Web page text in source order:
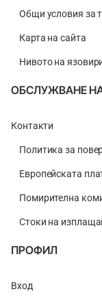
Общи условия за
Карта на сайта
Нивото на
ОБСЛУЖВАНЕ
Контакти
Политика за
Европейската
Помирителна
Стоки на
ПРОФИЛ
Вход